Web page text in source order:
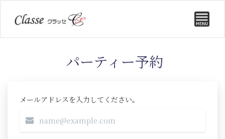
パーティー予約
メールアドレスを入力してください。